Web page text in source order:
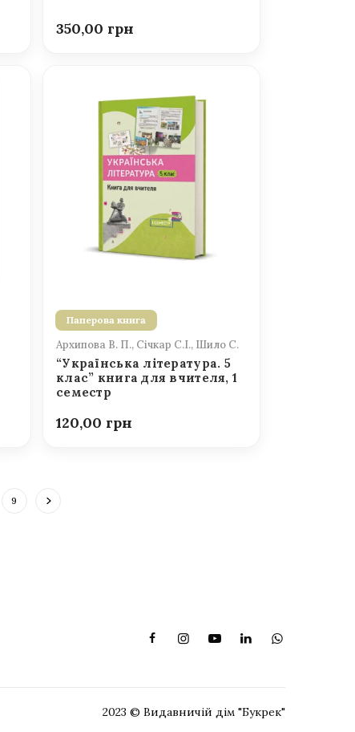
350,00
Паперова книга
Архипова В. П., Січкар С.І., Шило С.
“Українська література. 5
клас” книга для вчителя, 1
семестр
120,00
9
2023 © Видавничій дім "Букрек"